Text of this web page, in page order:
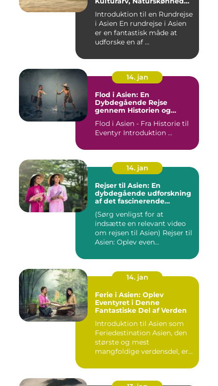
Introduktion til en Rundrejse
i Asien En rundrejse i Asien
er en fantastisk måde at
udforske en af ...
14. jan
Flod i Asien: En
Dybdegående Rejse
gennem Historien og
Flod i Asien - Fra Historie til
Eventyr Introduktion ...
14. jan
Rejser til Asien: En
dybdegående udforskning
af det fascinerende
(Sørg venligst for at
indsætte en relevant video
om rejsen til Asien) Rejser til
Asien: Oplev even...
14. jan
Ferie i Asien: Oplev
Eventyret i Denne
Fantastiske Del af Verden
Introduktion til Asien som
Feriedestination Asien, den
største og mest
mangfoldige verdensdel, er